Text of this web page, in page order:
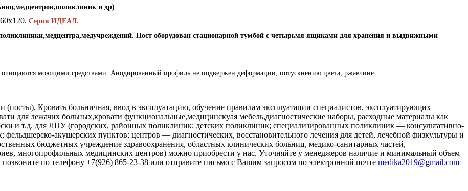
и др)
Серия ИДЕАЛ.
Пост оборудован стационарной тумбой с четырьмя ящиками для хранения и выдвижными
моющими средствами. Анодированный профиль не подвержен деформации, потускнению цвета, ржавчине.
Кровать больничная, ввод в эксплуатацию, обучение правилам эксплуатации специалистов, эксплуатирующих
для лежачих больных,кровати функциональные,медицинскуая мебель,диагностические наборы, расходные материалы как
и т.д. для ЛПУ (городских, районных поликлиник; детских поликлиник; специализированных поликлиник — консультативно-
фельдшерско-акушерских пунктов; центров — диагностических, восстановительного лечения для детей, лечебной физкультуры и
бюджетных учреждение здравоохранения, областных клинических больниц, медико-санитарных частей,
многопрофильных медицинских центров) можно приобрести у нас. Уточняйте у менеджеров наличие и минимальный объем
по телефону +7(926) 865-23-38 или отправите письмо с Вашим запросом по электронной почте medika2019@gmail.com